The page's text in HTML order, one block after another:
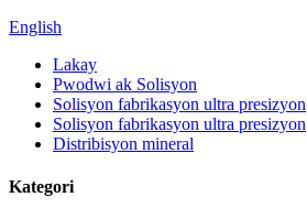
English
Lakay
Pwodwi ak Solisyon
Solisyon fabrikasyon ultra presizyon
Solisyon fabrikasyon ultra presizyon
Distribisyon mineral
Kategori